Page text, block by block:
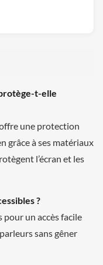
t-elle
une protection
grâce à ses matériaux
l’écran et les
?
un accès facile
sans gêner